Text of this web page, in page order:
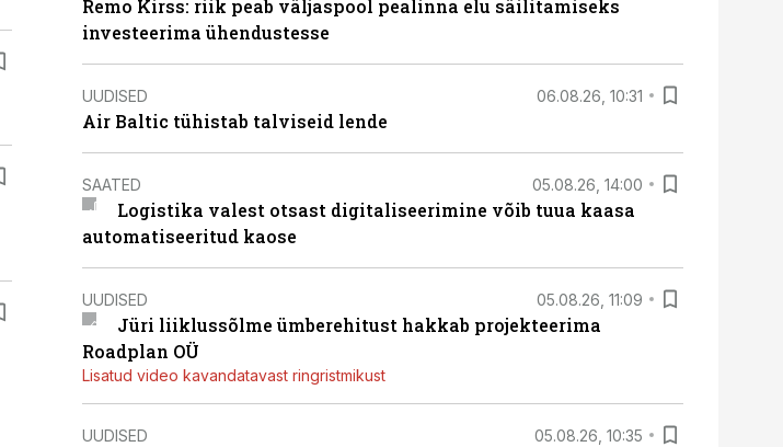
Remo Kirss: riik peab väljaspool pealinna elu säilitamiseks
investeerima ühendustesse
UUDISED 06.08.26, 10:31
Air Baltic tühistab talviseid lende
SAATED 05.08.26, 14:00
Logistika valest otsast digitaliseerimine võib tuua kaasa
automatiseeritud kaose
UUDISED 05.08.26, 11:09
Jüri liiklussõlme ümberehitust hakkab projekteerima
Roadplan OÜ
Lisatud video kavandatavast ringristmikust
UUDISED 05.08.26, 10:35